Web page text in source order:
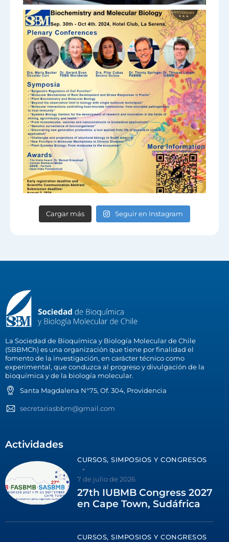
Cargar más Seguir en Instagram
La Sociedad de Bioquímica y Biología Molecular de Chile
(SBBMCh) es una organización que tiene por finalidad el
fomento de la investigación, en carácter técnico como
experimental, que conduzca al progreso y divulgación de la
bioquímica y de la biología molecular.
Santa Magdalena N°75, Of. 304, Providencia
secretariasbbm@gmail.com
Actividades
CURSOS, SIMPOSIOS Y CONGRESOS
7 de julio de 2026
27th IUBMB Congress 2027
en Cape Town, Sudáfrica
CURSOS, SIMPOSIOS Y CONGRESOS